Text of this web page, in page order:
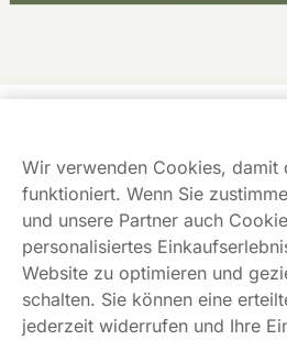
Links
Über uns
Wir verwenden Cookies, damit
funktioniert. Wenn Sie
und unsere Partner auch
personalisiertes
Website zu optimieren und
schalten. Sie können eine
jederzeit widerrufen und Ihre